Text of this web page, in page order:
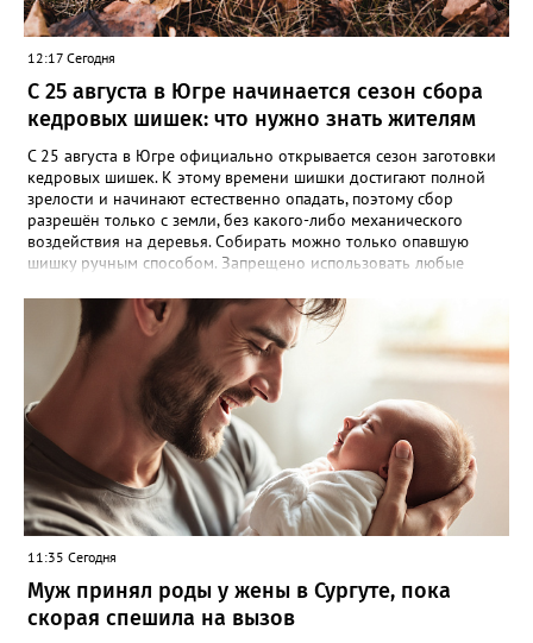
12:17 Сегодня
С 25 августа в Югре начинается сезон сбора
кедровых шишек: что нужно знать жителям
С 25 августа в Югре официально открывается сезон заготовки
кедровых шишек. К этому времени шишки достигают полной
зрелости и начинают естественно опадать, поэтому сбор
разрешён только с земли, без какого-либо механического
воздействия на деревья. Собирать можно только опавшую
шишку ручным способом. Запрещено использовать любые
кедров. Исключение — лесосеменные плантации, где сбор
шишек категорически запрещён. Нарушителям грозит
административная ответственность: штраф от 1 000 до 5 000
рублей. В отдельных случаях возможно уголовное
преследование. Важное уточнение: сбор шишек разрешён
только для личных нужд. Если вы планируете заготавливать их
в коммерческих целях, необходимо официально
зарегистрировать предпринимательскую деятельность и
заключить договор аренды лесного участка. Напомним, что
иностранным гражданам сбор и заготовка кедровых шишек на
территории Югры запрещены.
11:35 Сегодня
Муж принял роды у жены в Сургуте, пока
скорая спешила на вызов